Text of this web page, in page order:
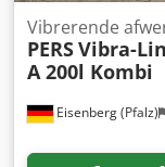
Eisenberg (Pfalz)
Vibrerende
PERSVibra-
A 200l Kombi